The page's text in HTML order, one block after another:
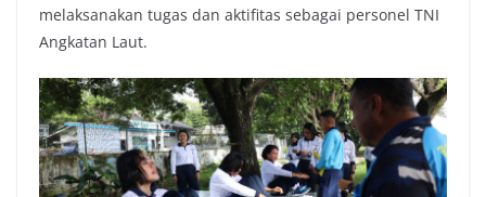
melaksanakan tugas dan aktifitas sebagai personel TNI
Angkatan Laut.